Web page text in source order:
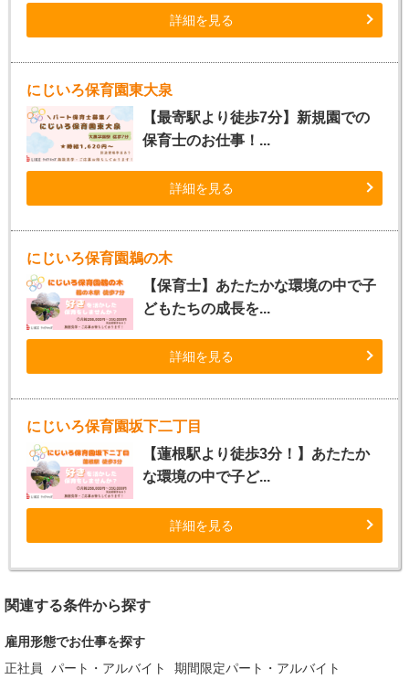
詳細を見る
にじいろ保育園東大泉
【最寄駅より徒歩7分】新規園での
保育士のお仕事！...
詳細を見る
にじいろ保育園鵜の木
【保育士】あたたかな環境の中で子
どもたちの成長を...
詳細を見る
にじいろ保育園坂下二丁目
【蓮根駅より徒歩3分！】あたたか
な環境の中で子ど...
詳細を見る
関連する条件から探す
雇用形態でお仕事を探す
正社員
パート・アルバイト 期間限定パート・アルバイト